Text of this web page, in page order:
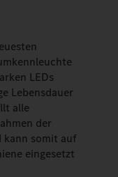
LEDs
Lebensdauer
alle
der
kann somit auf
eingesetzt